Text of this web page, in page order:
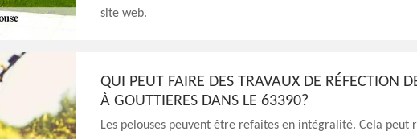
site web.
QUI PEUT FAIRE DES TRAVAUX DE RÉFECTION
À GOUTTIERES DANS LE 63390?
Les pelouses peuvent être refaites en intégralité. Cela peut